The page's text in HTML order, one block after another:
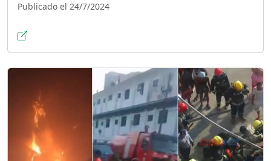
Publicado el 24/7/2024